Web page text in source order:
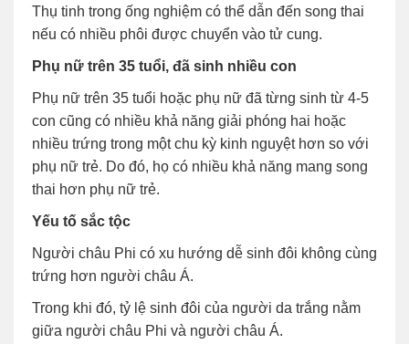
Thụ tinh trong ống nghiệm có thể dẫn đến song thai
nếu có nhiều phôi được chuyển vào tử cung.
Phụ nữ trên 35 tuổi, đã sinh nhiều con
Phụ nữ trên 35 tuổi hoặc phụ nữ đã từng sinh từ 4-5
con cũng có nhiều khả năng giải phóng hai hoặc
nhiều trứng trong một chu kỳ kinh nguyệt hơn so với
phụ nữ trẻ. Do đó, họ có nhiều khả năng mang song
thai hơn phụ nữ trẻ.
Yếu tố sắc tộc
Người châu Phi có xu hướng dễ sinh đôi không cùng
trứng hơn người châu Á.
Trong khi đó, tỷ lệ sinh đôi của người da trắng nằm
giữa người châu Phi và người châu Á.